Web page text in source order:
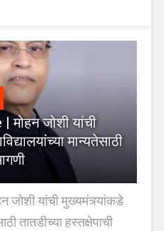
जोशी यांची
मान्यतेसाठी
यांची मुख्यमंत्र्यांकडे
तातडीच्या हस्तक्षेपाची